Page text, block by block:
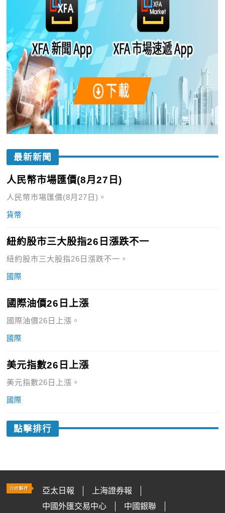
最新新聞
人民幣市場匯價(8月27日)
人民幣市場匯價(8月27日)。
貨幣
紐約股市三大股指26日漲跌不一
紐約股市三大股指26日漲跌不一。
國際
國際油價26日上漲
國際油價26日上漲。
國際
美元指數26日上漲
美元指數26日上漲。
國際
點擊排行
亞太日報
上海證券報
中國外匯交易中心
中國銀聯